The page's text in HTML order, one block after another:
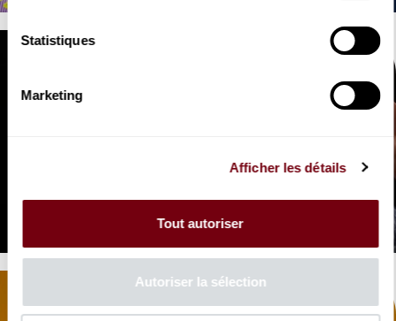
Statistiques
Marketing
Afficher les détails
Tout autoriser
Autoriser la sélection
Marina Viotti
en 100 secondes